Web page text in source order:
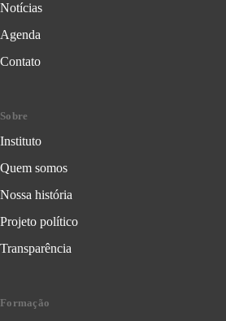
Notícias
Agenda
Contato
Sobre
Instituto
Quem somos
Nossa história
Projeto político
Transparência
Formação